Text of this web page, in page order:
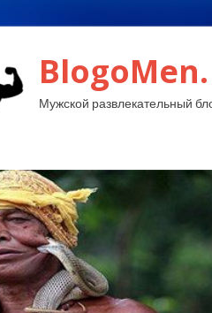
BlogoMen.
Мужской развлекательный